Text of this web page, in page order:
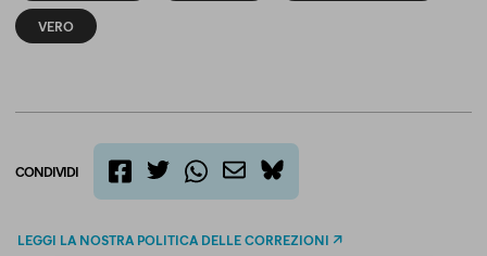
VERO
CONDIVIDI
bluesky
LEGGI LA NOSTRA POLITICA DELLE CORREZIONI